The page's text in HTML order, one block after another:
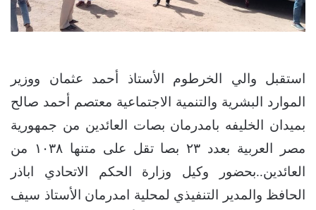
استقبل والي الخرطوم الأستاذ أحمد عثمان ووزير
الموارد البشرية والتنمية الاجتماعية معتصم أحمد صالح
بميدان الخليفه بامدرمان بصات العائدين من جمهورية
مصر العربية بعدد ٢٣ بصا تقل على متنها ١٠٣٨ من
العائدين..بحضور وكيل وزارة الحكم الاتحادي اباذر
الحافظ والمدير التنفيذي لمحلية امدرمان الأستاذ سيف